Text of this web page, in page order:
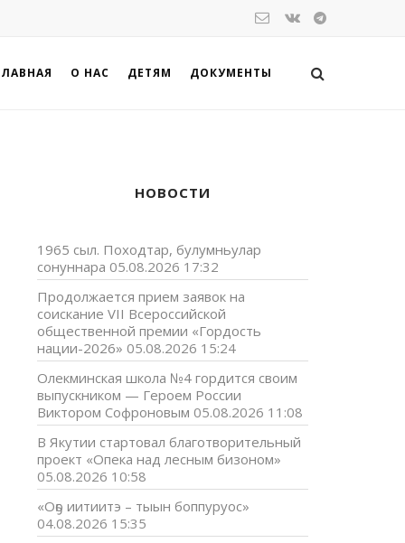
О НАС ДЕТЯМ ДОКУМЕНТЫ
НОВОСТИ
1965 сыл. Походтар, булумньулар
сонуннара 05.08.2026 17:32
Продолжается прием заявок на
соискание VII Всероссийской
общественной премии «Гордость
нации-2026» 05.08.2026 15:24
Олекминская школа №4 гордится своим
выпускником — Героем России
Виктором Софроновым 05.08.2026 11:08
В Якутии стартовал благотворительный
проект «Опека над лесным бизоном»
05.08.2026 10:58
«Оҕо иитиитэ – тыын боппуруос»
04.08.2026 15:35